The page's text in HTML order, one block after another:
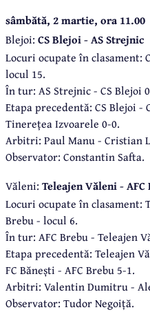
sâmbătă, 2 martie, ora 11.00
Blejoi: CS Blejoi - AS Strejnic
Locuri ocupate în clasament:
locul 15.
În tur: AS Strejnic - CS Blejoi
Etapa precedentă: CS Blejoi -
Tinerețea Izvoarele 0-0.
Arbitri: Paul Manu - Cristian
Observator: Constantin Safta.
Văleni: Teleajen Văleni - AFC
Locuri ocupate în clasament:
Brebu - locul 6.
În tur: AFC Brebu - Teleajen
Etapa precedentă: Teleajen
FC Bănești - AFC Brebu 5-1.
Arbitri: Valentin Dumitru -
Observator: Tudor Negoiță.